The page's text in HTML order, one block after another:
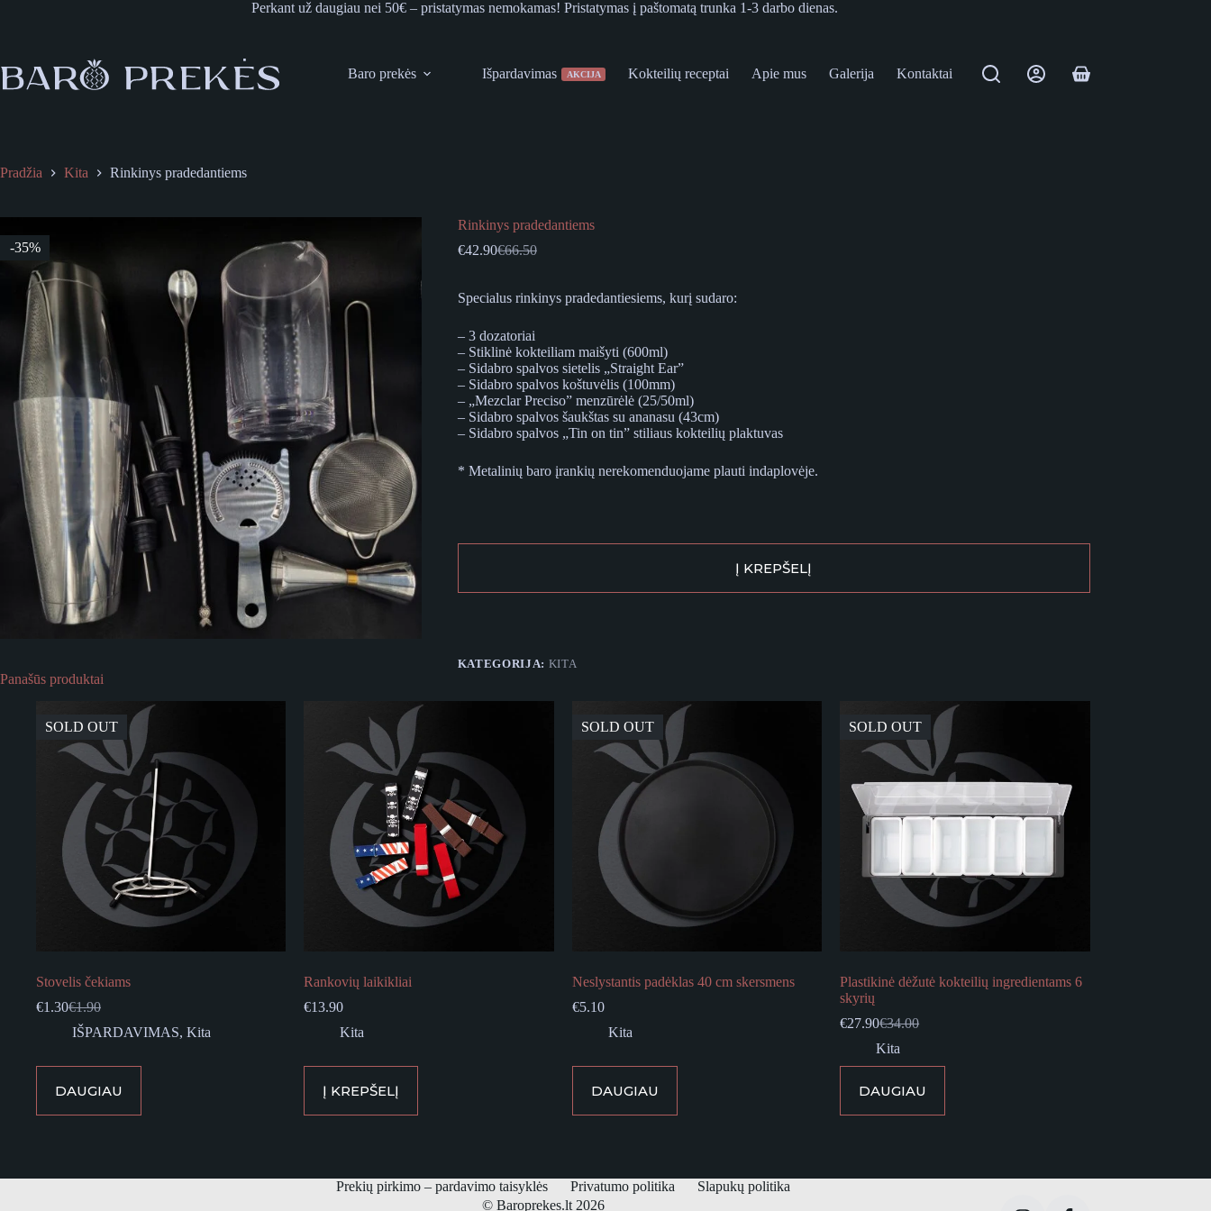
Perkant už daugiau nei 50€ – pristatymas nemokamas! Pristatymas į paštomatą trunka 1-3 darbo dienas.
Baro prekės Išpardavimas AKCIJA Kokteilių receptai Apie mus Galerija Kontaktai
Shopping
Pradžia Kita Rinkinys pradedantiems
-35%
Rinkinys pradedantiems
€66.50
Original
was:
€66.50.
€42.90Current
is:
€42.90.
Specialus rinkinys pradedantiesiems, kurį sudaro:
– 3 dozatoriai
– Stiklinė kokteiliam maišyti (600ml)
– Sidabro spalvos sietelis „Straight Ear”
– Sidabro spalvos koštuvėlis (100mm)
– „Mezclar Preciso” menzūrėlė (25/50ml)
– Sidabro spalvos šaukštas su ananasu (43cm)
– Sidabro spalvos „Tin on tin” stiliaus kokteilių plaktuvas
* Metalinių baro įrankių nerekomenduojame plauti indaplovėje.
Į KREPŠELĮ
KATEGORIJA: KITA
Panašūs produktai
SOLD OUT
Stovelis čekiams
€1.90
Original
price
€1.30Current
price
IŠPARDAVIMAS, Kita
DAUGIAU
Rankovių laikikliai
€13.90
Kita
Į KREPŠELĮ
SOLD OUT
Neslystantis padėklas 40 cm skersmens
€5.10
Kita
DAUGIAU
SOLD OUT
Plastikinė dėžutė kokteilių ingredientams 6
skyrių
€34.00
Original
price
€27.90Current
price
Kita
DAUGIAU
Prekių pirkimo – pardavimo taisyklės Privatumo politika
Slapukų politika
© Baroprekes.lt 2026